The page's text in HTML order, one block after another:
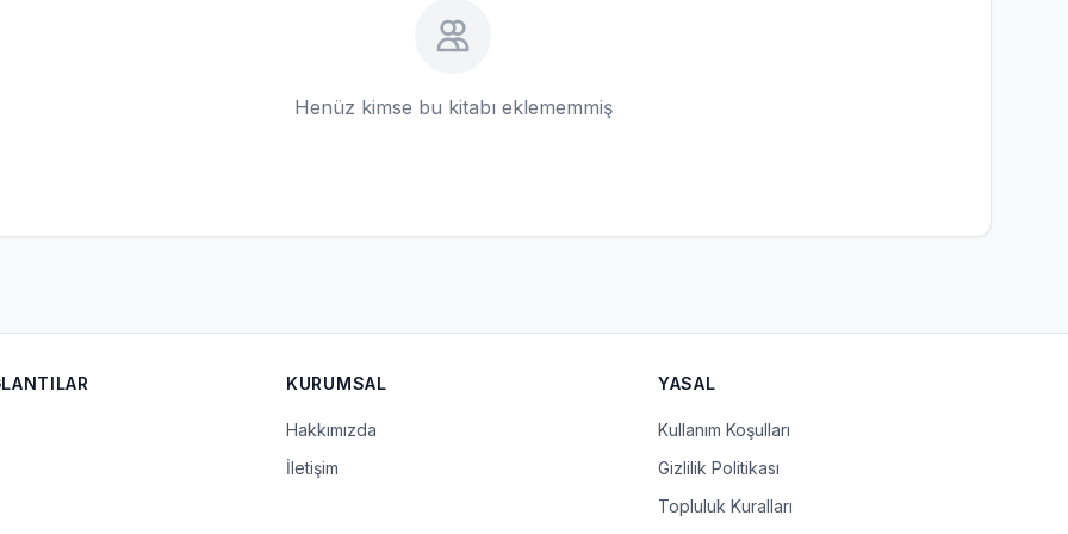
Henüz kimse bu kitabı eklememmiş
KURUMSAL
Hakkımızda
İletişim
YASAL
Kullanım Koşulları
Gizlilik Politikası
Topluluk Kuralları